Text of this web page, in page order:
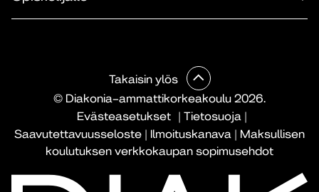
© Diakonia–ammattikorkeakoulu 2026.
Evästeasetukset
| Tietosuoja|
Saavutettavuusseloste | Ilmoituskanava | Maksullisen
koulutuksen verkkokaupan sopimusehdot
Takaisin ylös